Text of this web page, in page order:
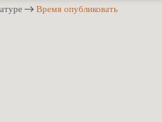
Время опубликовать